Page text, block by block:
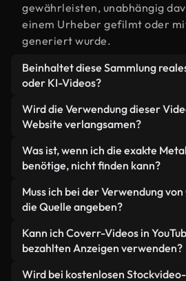
gewährleisten, unabhängig
einem Urheber gefilmt oder
generiert wurde.
Beinhaltet diese Sammlung
oder KI-Videos?
Beides. Es handelt sich um
aus realen, von Menschen
generierten Videos. Jedes
beschriftet, sodass Sie immer
verwenden.
Wird die Verwendung dieser
Website verlangsamen?
Nicht, wenn Sie unsere
wählen. Wir bieten schlanke,
wurden – so bleibt die Qualität
gleichzeitig die Ladezeiten
Kennzahlen wie LCP
Was ist, wenn ich die exakte
benötige, nicht finden kann?
Mit Coverr AI Studio erstellen
Handumdrehen ein solches
Sonnenuntergang" – und das
innerhalb von Sekunden ein
Sie, das unseren
Muss ich bei der Verwendung
die Quelle angeben?
Eine Namensnennung ist nicht
Videos in unserer
verwendet werden – wir freuen
Kann ich Coverr-Videos in
bezahlten Anzeigen verwenden?
Ja. Sämtliches Stockmaterial
Wird bei kostenlosen